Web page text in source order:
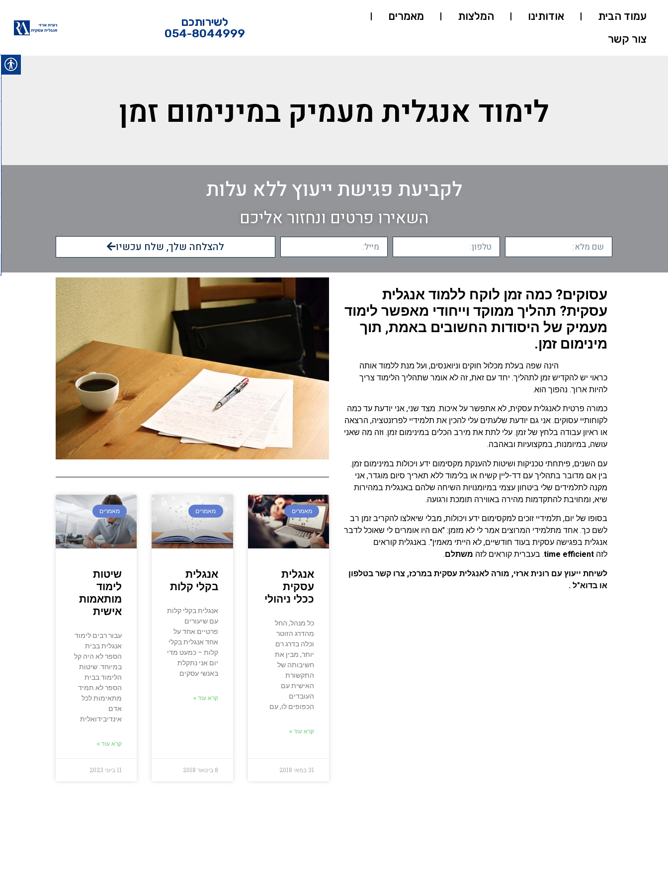
עמוד הבית אודותינו המלצות
מאמרים
צור קשר
לשירותכם
054-8044999
לימוד אנגלית מעמיק במינימום זמן
לקביעת פגישת ייעוץ ללא עלות
השאירו פרטים ונחזור אליכם
להצלחה שלך, שלח עכשיו
עסוקים? כמה זמן לוקח ללמוד אנגלית
עסקית? תהליך ממוקד וייחודי מאפשר לימוד
מעמיק של היסודות החשובים באמת, תוך
מינימום זמן.
הינה שפה בעלת מכלול חוקים וניואנסים, ועל מנת ללמוד אותה
כראוי יש להקדיש זמן לתהליך. יחד עם זאת, זה לא אומר שתהליך הלימוד צריך
להיות ארוך. נהפוך הוא.
כמורה פרטית לאנגלית עסקית, לא אתפשר על איכות. מצד שני, אני יודעת עד כמה
לקוחותיי עסוקים. אני גם יודעת שלעתים עלי להכין את תלמידיי לפרזנטציה, הרצאה
או ראיון עבודה בלחץ של זמן. עלי לתת את מירב הכלים במינימום זמן. וזה מה שאני
עושה, במיומנות, במקצועיות ובאהבה.
עם השנים, פיתחתי טכניקות ושיטות להענקת מקסימום ידע ויכולות במינימום זמן.
בין אם מדובר בתהליך עם דד-ליין קשיח או בלימוד ללא תאריך סיום מוגדר, אני
מקנה לתלמידים שלי ביטחון עצמי במיומנויות השיחה שלהם באנגלית במהירות
שיא, ומחויבת להתקדמות מהירה באווירה תומכת ורגועה.
בסופו של יום, תלמידיי זוכים למקסימום ידע ויכולות, מבלי שיאלצו להקריב זמן רב
לשם כך. אחד מתלמידי המרוצים אמר לי לא מזמן: "אם היו אומרים לי שאוכל לדבר
אנגלית בפגישה עסקית בעוד חודשיים, לא הייתי מאמין". באנגלית קוראים
לזה time efficient. בעברית קוראים לזה משתלם.
לשיחת ייעוץ עם רונית ארזי, מורה לאנגלית עסקית במרכז, צרו קשר בטלפון
או בדוא"ל .
מאמרים
אנגלית
עסקית
ככלי ניהולי
כל מנהל, החל
מהדרג הזוטר
וכלה בדרג רם
יותר, מבין את
חשיבותה של
התקשורת
האישית עם
העובדים
הכפופים לו, עם
קרא עוד »
31 במאי 2018
מאמרים
אנגלית
בקלי קלות
אנגלית בקלי קלות
עם שיעורים
פרטיים אחד על
אחד אנגלית בקלי
קלות – כמעט מדי
יום אני נתקלת
באנשי עסקים
קרא עוד »
8 בינואר 2018
מאמרים
שיטות
לימוד
מותאמות
אישית
עבור רבים לימוד
אנגלית בבית
הספר לא היה קל
במיוחד. שיטות
הלימוד בבית
הספר לא תמיד
מתאימות לכל
אדם
אינדיבידואלית
קרא עוד »
11 ביוני 2023